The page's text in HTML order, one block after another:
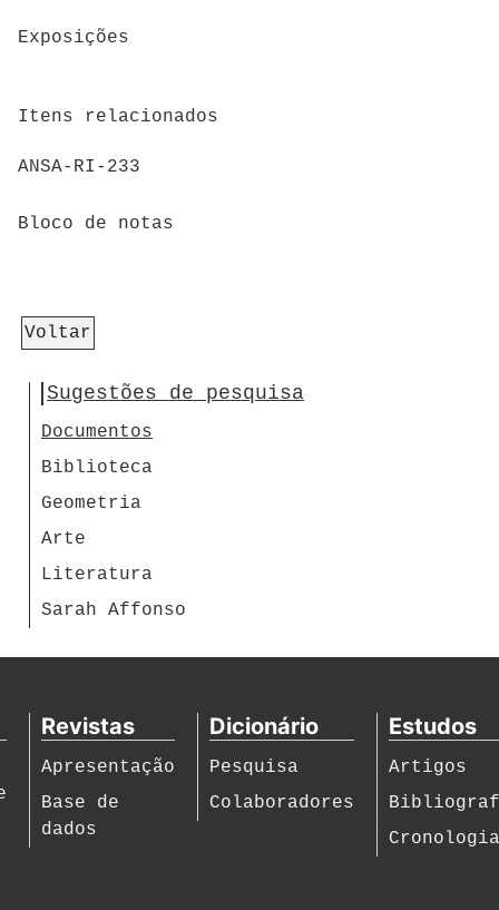
Exposições
Itens relacionados
ANSA-RI-233
Bloco de notas
Voltar
Sugestões de pesquisa
Documentos
Biblioteca
Geometria
Arte
Literatura
Sarah Affonso
Revistas
Apresentação
Base de
dados
Dicionário
Pesquisa
Colaboradores
Estudos
Artigos